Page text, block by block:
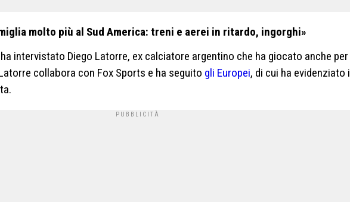
molto più al Sud America: treni e aerei in ritardo, ingorghi»
intervistato Diego Latorre, ex calciatore argentino che ha giocato anche per
collabora con Fox Sports e ha seguito gli Europei, di cui ha evidenziato i